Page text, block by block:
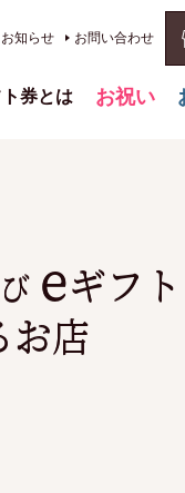
お知らせ お問い合わせ
券とは お祝い
お
eギフト
お店